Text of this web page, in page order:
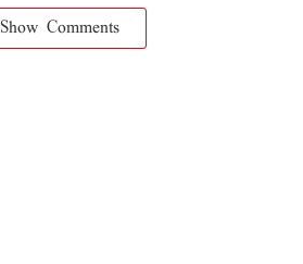
Show Comments